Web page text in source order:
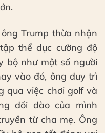
Trump thừa nhận
thể dục cường độ
bộ như một số người
vào đó, ông duy trì
qua việc chơi golf và
dồi dào của mình
từ cha mẹ. Ông